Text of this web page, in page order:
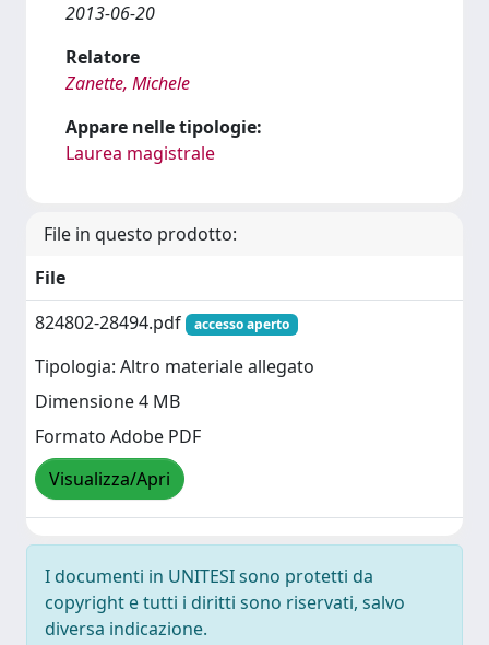
2013-06-20
Relatore
Zanette, Michele
Appare nelle tipologie:
Laurea magistrale
File in questo prodotto:
File
824802-28494.pdf
accesso aperto
Tipologia: Altro materiale allegato
Dimensione 4 MB
Formato Adobe PDF
Visualizza/Apri
I documenti in UNITESI sono protetti da
copyright e tutti i diritti sono riservati, salvo
diversa indicazione.